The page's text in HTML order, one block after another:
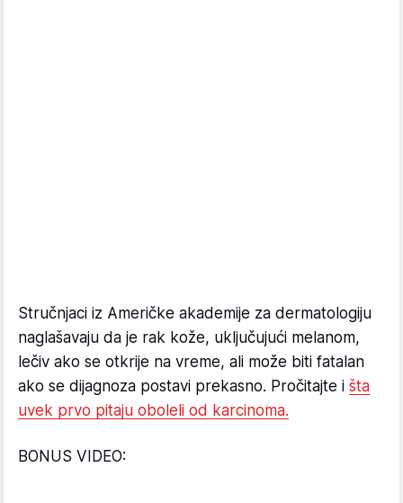
Stručnjaci iz Američke akademije za dermatologiju
naglašavaju da je rak kože, uključujući melanom,
lečiv ako se otkrije na vreme, ali može biti fatalan
ako se dijagnoza postavi prekasno. Pročitajte i šta
uvek prvo pitaju oboleli od karcinoma.
BONUS VIDEO: